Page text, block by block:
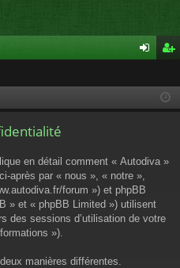
cri
en détail comment « Autodiva »
après par « nous », « notre »,
forum ») et phpBB
» et « phpBB Limited ») utilisent
des sessions d’utilisation de votre
»).
manières différentes.